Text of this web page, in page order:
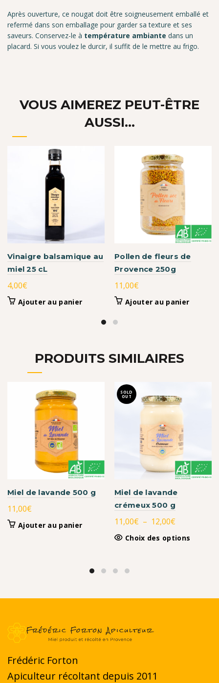
Après ouverture, ce nougat doit être soigneusement emballé et
refermé dans son emballage pour garder sa texture et ses
saveurs. Conservez-le à température ambiante dans un
placard. Si vous voulez le durcir, il suffit de le mettre au frigo.
VOUS AIMEREZ PEUT-ÊTRE
AUSSI…
Vinaigre balsamique au
miel 25 cL
4,00€
Ajouter au panier
Pollen de fleurs de
Provence 250g
11,00€
Ajouter au panier
PRODUITS SIMILAIRES
Miel de lavande 500 g
11,00€
Ajouter au panier
SOLD
OUT
Miel de lavande
crémeux 500 g
11,00€ – 12,00€
de
Choix des options
Frédéric Forton
Apiculteur récoltant depuis 2011